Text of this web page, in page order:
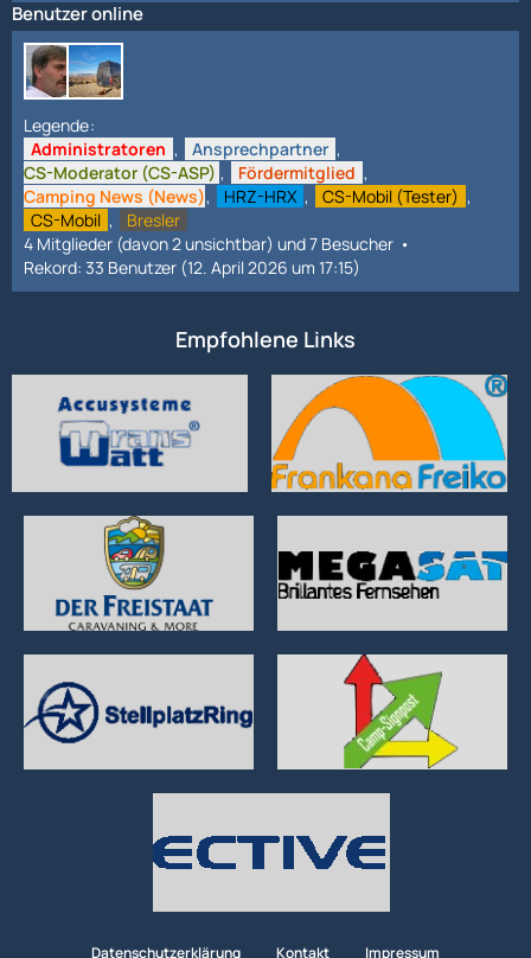
Benutzer online
Legende
Administratoren
Ansprechpartner
CS-Moderator (CS-ASP)
Fördermitglied
Camping News (News)
HRZ-HRX
CS-Mobil (Tester)
CS-Mobil
Bresler
4 Mitglieder (davon 2 unsichtbar) und 7 Besucher
Rekord: 33 Benutzer (12. April 2026 um 17:15)
Empfohlene Links
Datenschutzerklärung Kontakt Impressum